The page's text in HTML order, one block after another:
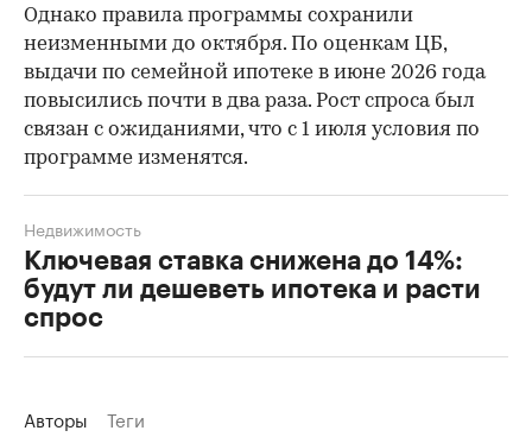
Однако правила программы сохранили
неизменными до октября. По оценкам ЦБ,
выдачи по семейной ипотеке в июне 2026 года
повысились почти в два раза. Рост спроса был
связан с ожиданиями, что с 1 июля условия по
программе изменятся.
Ключевая ставка снижена до 14%:
будут ли дешеветь ипотека и расти
спрос
Недвижимость
Авторы Теги